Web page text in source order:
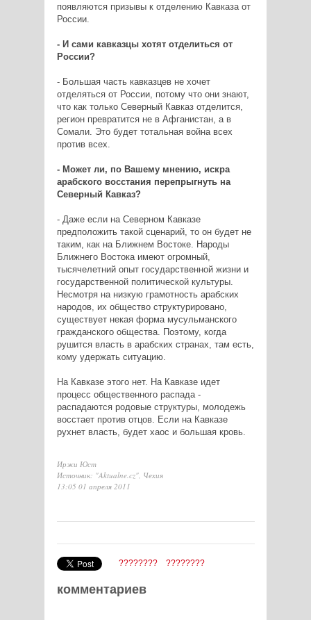
появляются призывы к отделению Кавказа от
России.
- И сами кавказцы хотят отделиться от
России?
- Большая часть кавказцев не хочет
отделяться от России, потому что они знают,
что как только Северный Кавказ отделится,
регион превратится не в Афганистан, а в
Сомали. Это будет тотальная война всех
против всех.
- Может ли, по Вашему мнению, искра
арабского восстания перепрыгнуть на
Северный Кавказ?
- Даже если на Северном Кавказе
предположить такой сценарий, то он будет не
таким, как на Ближнем Востоке. Народы
Ближнего Востока имеют огромный,
тысячелетний опыт государственной жизни и
государственной политической культуры.
Несмотря на низкую грамотность арабских
народов, их общество структурировано,
существует некая форма мусульманского
гражданского общества. Поэтому, когда
рушится власть в арабских странах, там есть,
кому удержать ситуацию.
На Кавказе этого нет. На Кавказе идет
процесс общественного распада -
распадаются родовые структуры, молодежь
восстает против отцов. Если на Кавказе
рухнет власть, будет хаос и большая кровь.
Иржи Юст
Источник: "Aktualne.cz", Чехия
13:05 01 апреля 2011
???????? ????????
комментариев